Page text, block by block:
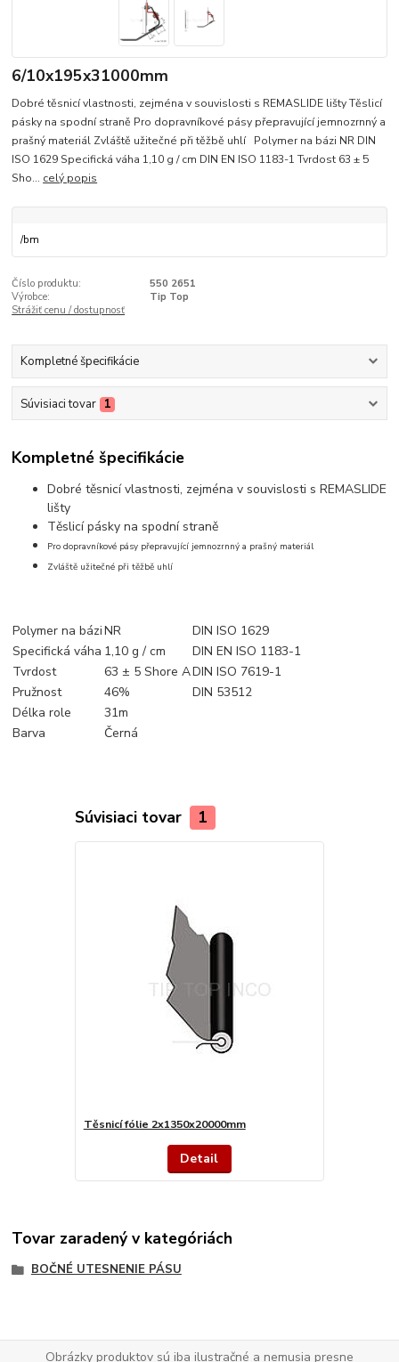
6/10x195x31000mm
Dobré těsnicí vlastnosti, zejména v souvislosti s REMASLIDE lišty Těslicí
pásky na spodní straně Pro dopravníkové pásy přepravující jemnozrnný a
prašný materiál Zvláště užitečné při těžbě uhlí Polymer na bázi NR DIN
ISO 1629 Specifická váha 1,10 g / cm DIN EN ISO 1183-1 Tvrdost 63 ± 5
Sho... celý popis
/bm
Číslo produktu:
550 2651
Výrobce:
Tip Top
Strážiť cenu / dostupnosť
Kompletné špecifikácie
Súvisiaci tovar 1
Kompletné špecifikácie
Dobré těsnicí vlastnosti, zejména v souvislosti s REMASLIDE
lišty
Těslicí pásky na spodní straně
Pro dopravníkové pásy přepravující jemnozrnný a prašný materiál
Zvláště užitečné při těžbě uhlí
Polymer na báziNR
DIN ISO 1629
Specifická váha 1,10 g / cm
DIN EN ISO 1183-1
Tvrdost
63 ± 5 Shore ADIN ISO 7619-1
Pružnost
46%
DIN 53512
Délka role
31m
Barva
Černá
Súvisiaci tovar 1
Těsnicí fólie 2x1350x20000mm
Detail
Tovar zaradený v kategóriách
BOČNÉ UTESNENIE PÁSU
Obrázky produktov sú iba ilustračné a nemusia presne